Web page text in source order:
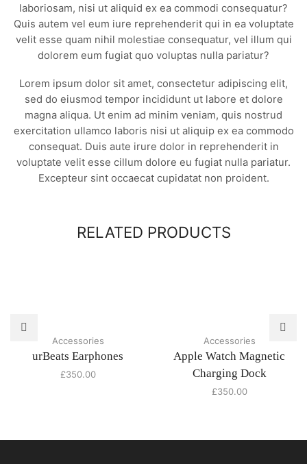
laboriosam, nisi ut aliquid ex ea commodi consequatur?
Quis autem vel eum iure reprehenderit qui in ea voluptate
velit esse quam nihil molestiae consequatur, vel illum qui
dolorem eum fugiat quo voluptas nulla pariatur?
Lorem ipsum dolor sit amet, consectetur adipiscing elit,
sed do eiusmod tempor incididunt ut labore et dolore
magna aliqua. Ut enim ad minim veniam, quis nostrud
exercitation ullamco laboris nisi ut aliquip ex ea commodo
consequat. Duis aute irure dolor in reprehenderit in
voluptate velit esse cillum dolore eu fugiat nulla pariatur.
Excepteur sint occaecat cupidatat non proident.
RELATED PRODUCTS
Accessories
urBeats Earphones
£350.00
Accessories
Apple Watch Magnetic
Charging Dock
£350.00